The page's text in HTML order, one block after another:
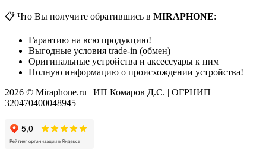
📋 Что Вы получите обратившись в MIRAPHONE:
Гарантию на всю продукцию!
Выгодные условия trade-in (обмен)
Оригинальные устройства и аксессуары к ним
Полную информацию о происхождении устройства!
2026 © Miraphone.ru | ИП Комаров Д.С. | ОГРНИП
320470400048945